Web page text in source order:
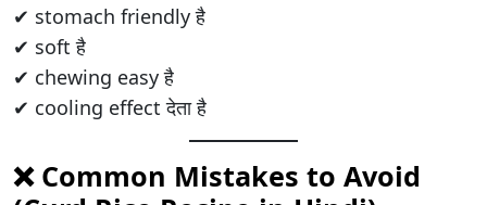
✔ stomach friendly है
✔ soft है
✔ chewing easy है
✔ cooling effect देता है
❌ Common Mistakes to Avoid